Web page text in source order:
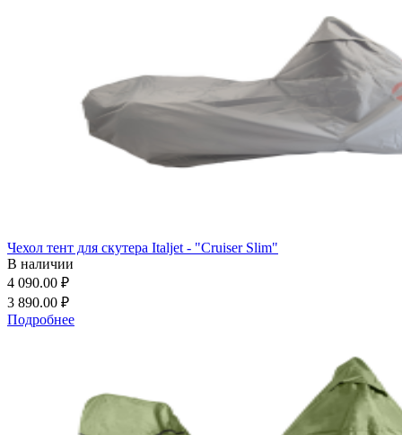
Чехол тент для скутера Italjet - "Cruiser Slim"
В наличии
4 090.00 ₽
3 890.00 ₽
Подробнее